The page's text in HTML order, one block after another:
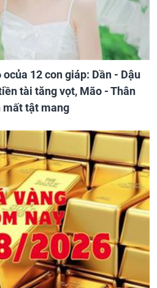
12 con giáp: Dần - Dậu
tài tăng vọt, Mão - Thân
mất tật mang